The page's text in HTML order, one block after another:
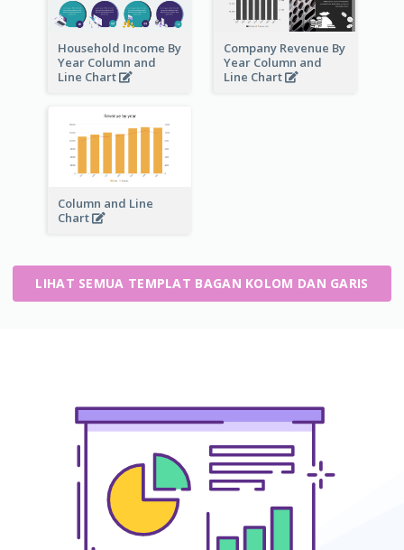
Household Income By
Year Column and
Line Chart
Company Revenue By
Year Column and
Line Chart
Column and Line
Chart
LIHAT SEMUA TEMPLAT BAGAN KOLOM DAN GARIS